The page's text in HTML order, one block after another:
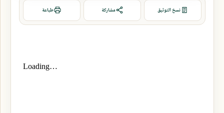
نسخ التوثيق مشاركة طباعة